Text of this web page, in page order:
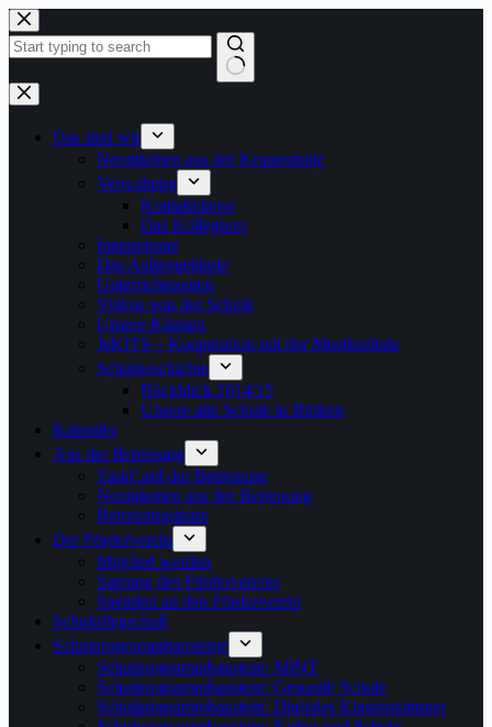
Zum
Inhalt
springen
Keine
Ergebnisse
Das sind wir
Neuigkeiten aus der Kruppstraße
Verwaltung
Kontaktdaten
Das Kollegium
Innenräume
Das Außengelände
Unterrichtszeiten
Videos von der Schule
Unsere Klassen
JeKITS – Kooperation mit der Musikschule
Schulgeschichte
Rückblick 2014/15
Unsere alte Schule in Bildern
Kalender
Aus der Betreuung
TaskCard der Betreuung
Neuigkeiten aus der Betreuung
Betreuungsteam
Der Förderverein
Mitglied werden
Satzung des Fördervereins
Spenden an den Förderverein
Schulpflegschaft
Schulprogrammbausteine
Schulprogrammbaustein: MINT
Schulprogrammbaustein: Gesunde Schule
Schulprogrammbaustein: Digitales Klassenzimmer